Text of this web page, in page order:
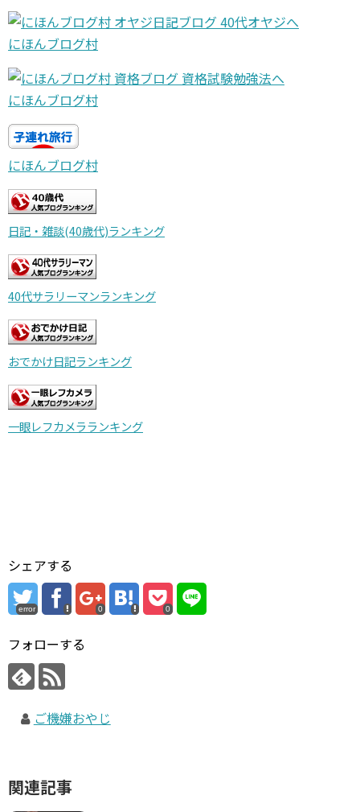
にほんブログ村
にほんブログ村
にほんブログ村
日記・雑談(40歳代)ランキング
40代サラリーマンランキング
おでかけ日記ランキング
一眼レフカメラランキング
シェアする
error 0 0
フォローする
ご機嫌おやじ
関連記事